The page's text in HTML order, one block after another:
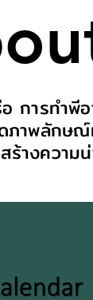
การทำ
ดภาพลัก
ร้างความ